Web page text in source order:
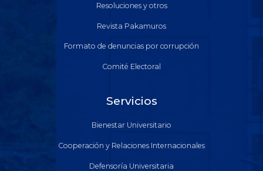
Resoluciones y otros
Revista Pakamuros
Formato de denuncias por corrupción
Comité Electoral
Servicios
Bienestar Universitario
Cooperación y Relaciones Internacionales
Defensoría Universitaria